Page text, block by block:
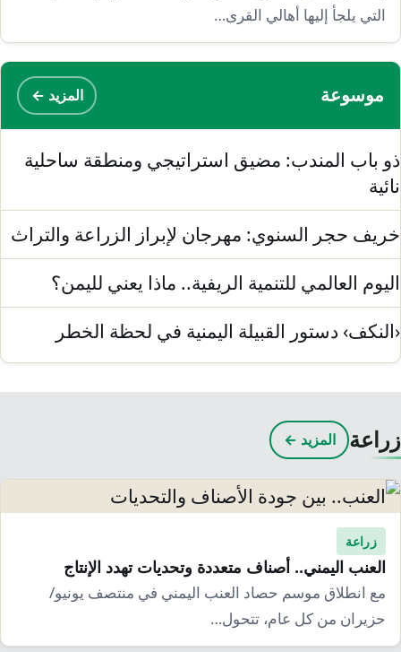
التي يلجأ إليها أهالي القرى…
موسوعة المزيد ←
باب المندب: مضيق استراتيجي ومنطقة ساحلية
حجر السنوي: مهرجان لإبراز الزراعة والتراث
العالمي للتنمية الريفية.. ماذا يعني لليمن؟
دستور القبيلة اليمنية في لحظة الخطر
المزيد ←
زراعة
العنب اليمني.. أصناف متعددة وتحديات تهدد الإنتاج
مع انطلاق موسم حصاد العنب اليمني في منتصف يونيو/
حزيران من كل عام، تتحول…